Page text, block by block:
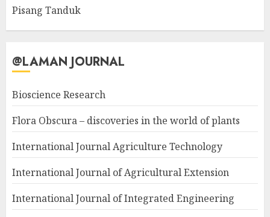
Pisang Tanduk
@LAMAN JOURNAL
Bioscience Research
Flora Obscura – discoveries in the world of plants
International Journal Agriculture Technology
International Journal of Agricultural Extension
International Journal of Integrated Engineering